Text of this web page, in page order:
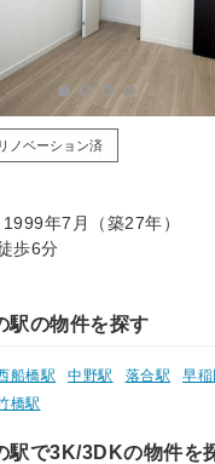
リノベーション済
年7月（築27年）
歩6分
駅の物件を探す
船橋駅 中野駅 落合駅 早稲
橋駅
駅で3K/3DKの物件を